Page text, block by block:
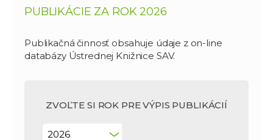
PUBLIKÁCIE ZA ROK 2026
Publikačná činnosť obsahuje údaje z on-line
databázy Ústrednej Knižnice SAV.
ZVOĽTE SI ROK PRE VÝPIS PUBLIKÁCIÍ